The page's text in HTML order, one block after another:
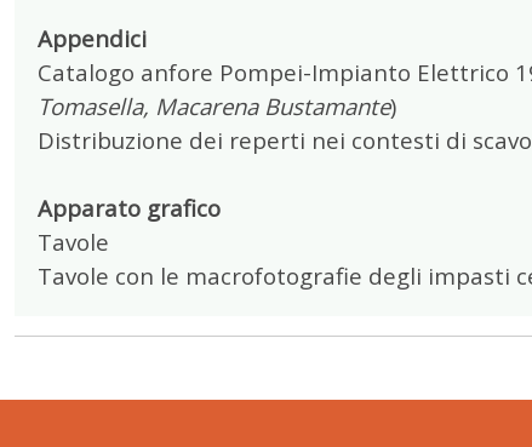
Appendici
Catalogo anfore Pompei-Impianto Elettrico
Tomasella, Macarena Bustamante)
Distribuzione dei reperti nei contesti di
Apparato grafico
Tavole
Tavole con le macrofotografie degli impasti